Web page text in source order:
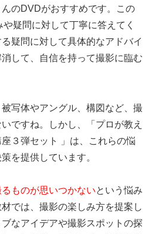
のDVDがおすすめです。この
疑問に対して丁寧に答えてく
疑問に対して具体的なアドバイ
して、自信を持って撮影に臨む
写体やアングル、構図など、撮
ですね。しかし、「プロが教え
３弾セット 」は、これらの悩
を提供しています。
ものが思いつかないという悩み
では、撮影の楽しみ方を提案し
なアイデアや撮影スポットの探